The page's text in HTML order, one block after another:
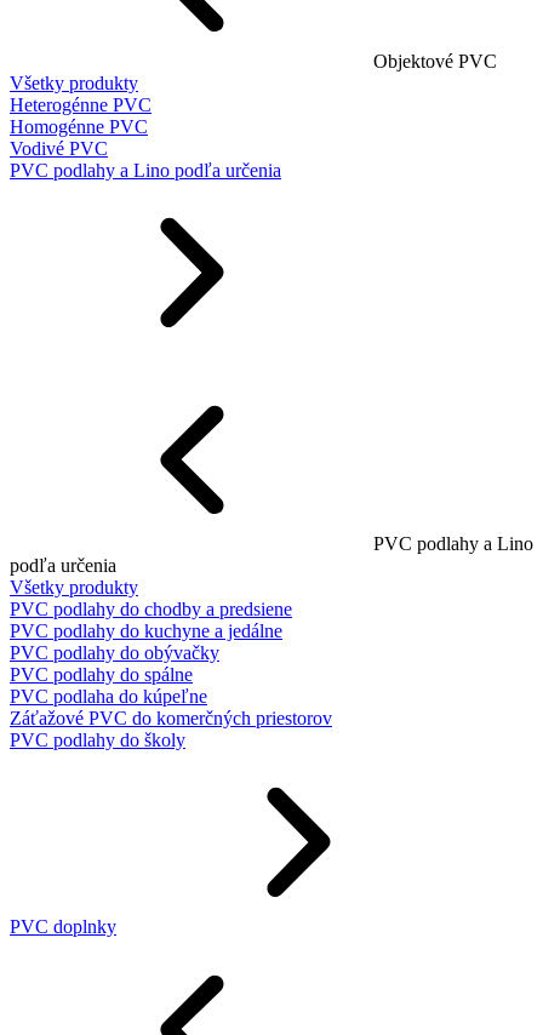
Objektové PVC
Všetky produkty
Heterogénne PVC
Homogénne PVC
Vodivé PVC
PVC podlahy a Lino podľa určenia
PVC podlahy a Lino
podľa určenia
Všetky produkty
PVC podlahy do chodby a predsiene
PVC podlahy do kuchyne a jedálne
PVC podlahy do obývačky
PVC podlahy do spálne
PVC podlaha do kúpeľne
Záťažové PVC do komerčných priestorov
PVC podlahy do školy
PVC doplnky